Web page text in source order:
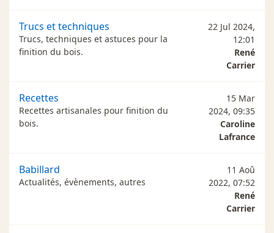
Trucs et techniques
Trucs, techniques et astuces pour la
finition du bois.
22 Jul 2024,
12:01
René
Carrier
Recettes
Recettes artisanales pour finition du
bois.
15 Mar
2024, 09:35
Caroline
Lafrance
Babillard
Actualités, évènements, autres
11 Aoû
2022, 07:52
René
Carrier